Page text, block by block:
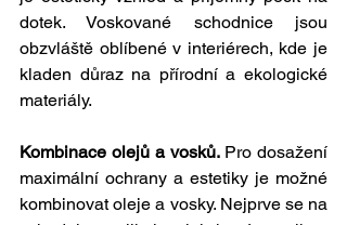
dotek. Voskované schodnice jsou
obzvláště oblíbené v interiérech, kde je
kladen důraz na přírodní a ekologické
materiály.
Kombinace olejů a vosků. Pro dosažení
maximální ochrany a estetiky je možné
kombinovat oleje a vosky. Nejprve se na